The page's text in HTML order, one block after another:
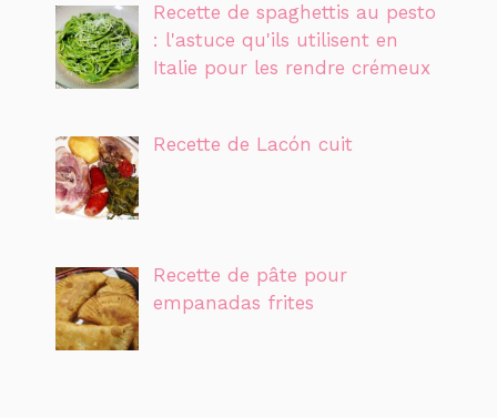
Recette de spaghettis au pesto
: l'astuce qu'ils utilisent en
Italie pour les rendre crémeux
Recette de Lacón cuit
Recette de pâte pour
empanadas frites